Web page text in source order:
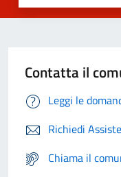
Contatta il
Leggi le
Richiedi
Chiama il